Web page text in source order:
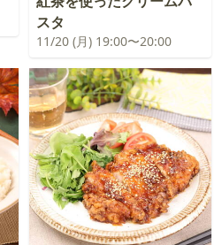
スタ
11/20 (月) 19:00〜20:00